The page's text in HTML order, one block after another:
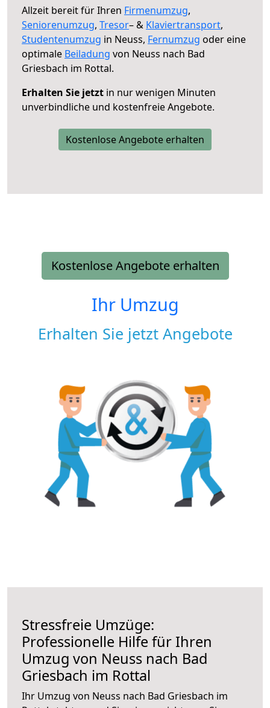
Allzeit bereit für Ihren Firmenumzug,
Seniorenumzug, Tresor– & Klaviertransport,
Studentenumzug in Neuss, Fernumzug oder eine
optimale Beiladung von Neuss nach Bad
Griesbach im Rottal.
Erhalten Sie jetzt in nur wenigen Minuten
unverbindliche und kostenfreie Angebote.
Kostenlose Angebote erhalten
Kostenlose Angebote erhalten
Ihr Umzug
Erhalten Sie jetzt Angebote
Stressfreie Umzüge:
Professionelle Hilfe für Ihren
Umzug von Neuss nach Bad
Griesbach im Rottal
Ihr Umzug von Neuss nach Bad Griesbach im